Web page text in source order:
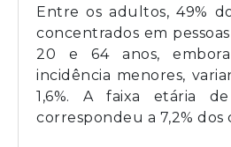
Entre os adultos, 49%
concentrados em
20 e 64 anos,
incidência menores,
1,6%. A faixa etária
correspondeu a 7,2% dos